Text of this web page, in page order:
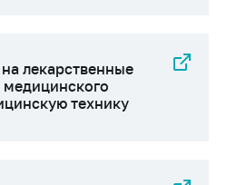
лекарственные
медицинского
технику